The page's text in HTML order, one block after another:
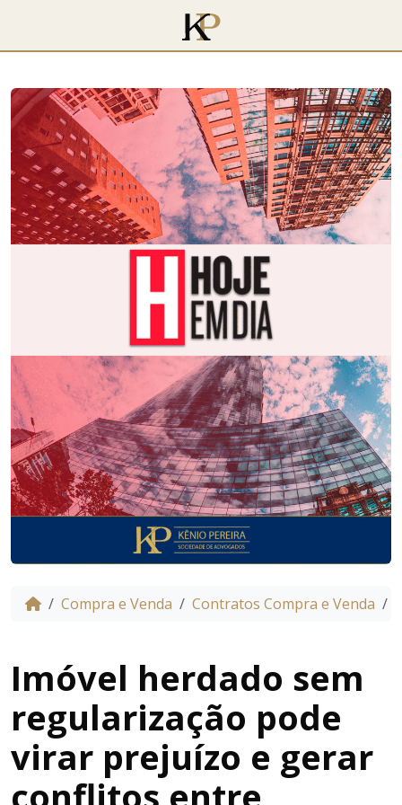
Compra e Venda Contratos Compra e Venda
Imóvel herdado sem
regularização pode
virar prejuízo e gerar